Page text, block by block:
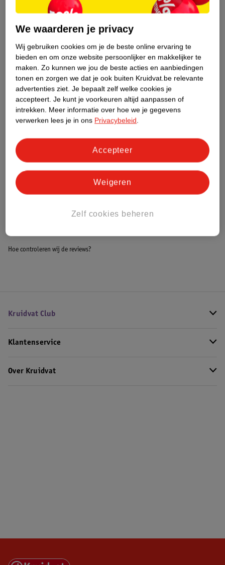
Over dit product
Productinformatie
Etiketinformatie
Nature Impact Score
Dit product heeft (nog) geen Nature
Impact Score.
Meer informatie
Bestel & Bezorginformatie
Hoe controleren wij de reviews?
Kruidvat Club
Klantenservice
Over Kruidvat
We waarderen je privacy
Wij gebruiken cookies om je de beste online ervaring te
bieden en om onze website persoonlijker en makkelijker te
maken. Zo kunnen we jou de beste acties en aanbiedingen
tonen en zorgen we dat je ook buiten Kruidvat.be relevante
advertenties ziet. Je bepaalt zelf welke cookies je
accepteert. Je kunt je voorkeuren altijd aanpassen of
intrekken. Meer informatie over hoe we je gegevens
verwerken lees je in ons Privacybeleid.
Zelf cookies beheren
Weigeren
Accepteer